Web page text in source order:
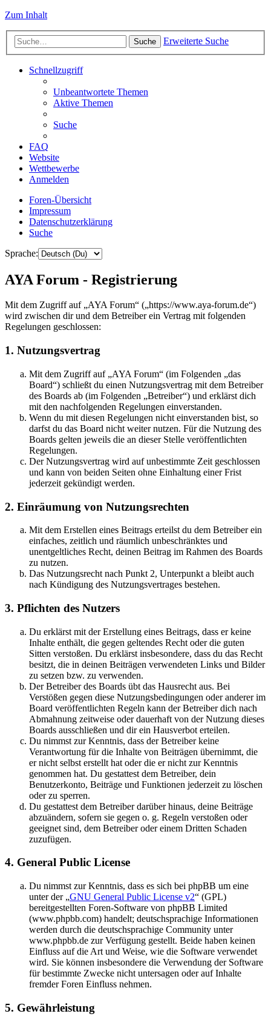
Zum Inhalt
Suche Erweiterte Suche
Schnellzugriff
Unbeantwortete Themen
Aktive Themen
Suche
FAQ
Website
Wettbewerbe
Anmelden
Foren-Übersicht
Impressum
Datenschutzerklärung
Suche
Sprache:
AYA Forum - Registrierung
Mit dem Zugriff auf „AYA Forum“ („https://www.aya-forum.de“)
wird zwischen dir und dem Betreiber ein Vertrag mit folgenden
Regelungen geschlossen:
1. Nutzungsvertrag
Mit dem Zugriff auf „AYA Forum“ (im Folgenden „das
Board“) schließt du einen Nutzungsvertrag mit dem Betreiber
des Boards ab (im Folgenden „Betreiber“) und erklärst dich
mit den nachfolgenden Regelungen einverstanden.
Wenn du mit diesen Regelungen nicht einverstanden bist, so
darfst du das Board nicht weiter nutzen. Für die Nutzung des
Boards gelten jeweils die an dieser Stelle veröffentlichten
Regelungen.
Der Nutzungsvertrag wird auf unbestimmte Zeit geschlossen
und kann von beiden Seiten ohne Einhaltung einer Frist
jederzeit gekündigt werden.
2. Einräumung von Nutzungsrechten
Mit dem Erstellen eines Beitrags erteilst du dem Betreiber ein
einfaches, zeitlich und räumlich unbeschränktes und
unentgeltliches Recht, deinen Beitrag im Rahmen des Boards
zu nutzen.
Das Nutzungsrecht nach Punkt 2, Unterpunkt a bleibt auch
nach Kündigung des Nutzungsvertrages bestehen.
3. Pflichten des Nutzers
Du erklärst mit der Erstellung eines Beitrags, dass er keine
Inhalte enthält, die gegen geltendes Recht oder die guten
Sitten verstoßen. Du erklärst insbesondere, dass du das Recht
besitzt, die in deinen Beiträgen verwendeten Links und Bilder
zu setzen bzw. zu verwenden.
Der Betreiber des Boards übt das Hausrecht aus. Bei
Verstößen gegen diese Nutzungsbedingungen oder anderer im
Board veröffentlichten Regeln kann der Betreiber dich nach
Abmahnung zeitweise oder dauerhaft von der Nutzung dieses
Boards ausschließen und dir ein Hausverbot erteilen.
Du nimmst zur Kenntnis, dass der Betreiber keine
Verantwortung für die Inhalte von Beiträgen übernimmt, die
er nicht selbst erstellt hat oder die er nicht zur Kenntnis
genommen hat. Du gestattest dem Betreiber, dein
Benutzerkonto, Beiträge und Funktionen jederzeit zu löschen
oder zu sperren.
Du gestattest dem Betreiber darüber hinaus, deine Beiträge
abzuändern, sofern sie gegen o. g. Regeln verstoßen oder
geeignet sind, dem Betreiber oder einem Dritten Schaden
zuzufügen.
4. General Public License
Du nimmst zur Kenntnis, dass es sich bei phpBB um eine
unter der „GNU General Public License v2“ (GPL)
bereitgestellten Foren-Software von phpBB Limited
(www.phpbb.com) handelt; deutschsprachige Informationen
werden durch die deutschsprachige Community unter
www.phpbb.de zur Verfügung gestellt. Beide haben keinen
Einfluss auf die Art und Weise, wie die Software verwendet
wird. Sie können insbesondere die Verwendung der Software
für bestimmte Zwecke nicht untersagen oder auf Inhalte
fremder Foren Einfluss nehmen.
5. Gewährleistung